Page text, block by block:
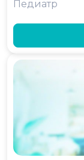
Педиатр